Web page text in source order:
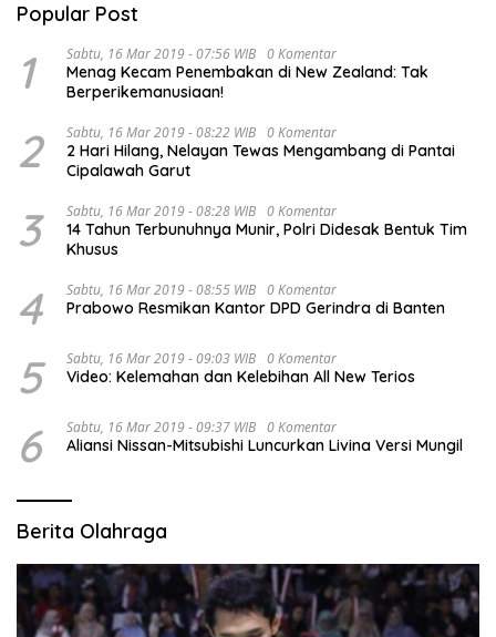
Popular Post
1 Sabtu, 16 Mar 2019 - 07:56 WIB 0 Komentar
Menag Kecam Penembakan di New Zealand: Tak
Berperikemanusiaan!
2 Sabtu, 16 Mar 2019 - 08:22 WIB 0 Komentar
2 Hari Hilang, Nelayan Tewas Mengambang di Pantai
Cipalawah Garut
3 Sabtu, 16 Mar 2019 - 08:28 WIB 0 Komentar
14 Tahun Terbunuhnya Munir, Polri Didesak Bentuk Tim
Khusus
4 Sabtu, 16 Mar 2019 - 08:55 WIB 0 Komentar
Prabowo Resmikan Kantor DPD Gerindra di Banten
5 Sabtu, 16 Mar 2019 - 09:03 WIB 0 Komentar
Video: Kelemahan dan Kelebihan All New Terios
6 Sabtu, 16 Mar 2019 - 09:37 WIB 0 Komentar
Aliansi Nissan-Mitsubishi Luncurkan Livina Versi Mungil
Berita Olahraga